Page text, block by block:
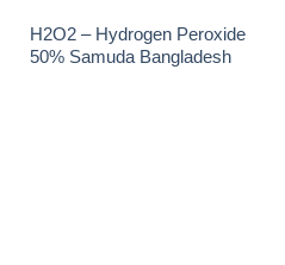
H2O2 – Hydrogen Peroxide
50% Samuda Bangladesh